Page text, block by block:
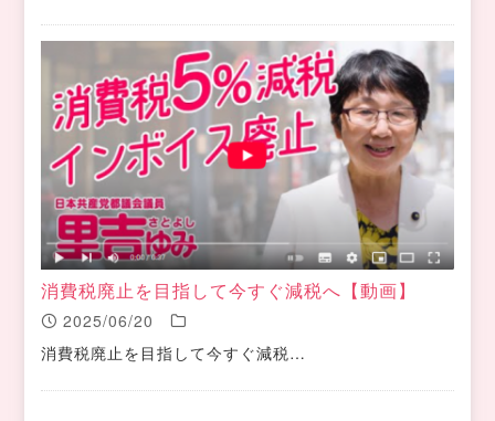
消費税廃止を目指して今すぐ減税へ【動画】
2025/06/20
消費税廃止を目指して今すぐ減税…